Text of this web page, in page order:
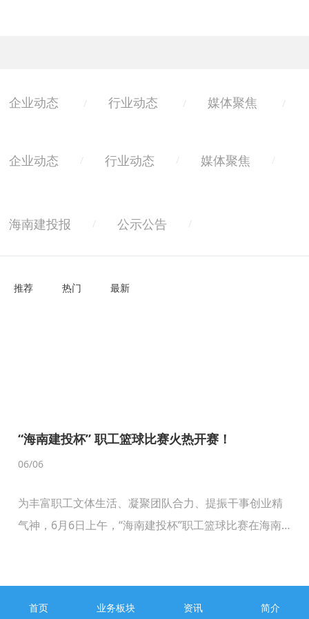
企业动态 / 行业动态 / 媒体聚焦 /
企业动态 / 行业动态 / 媒体聚焦 /
海南建投报 / 公示公告 /
推荐 热门 最新
“海南建投杯” 职工篮球比赛火热开赛！
06/06
为丰富职工文体生活、凝聚团队合力、提振干事创业精
气神，6月6日上午，“海南建投杯”职工篮球比赛在海南
领导、全体参赛队员及职工代表参加开幕式。凌海指
首页 业务板块 资讯 简介